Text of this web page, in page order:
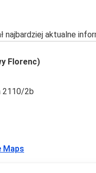
najbardziej aktualne
Florenc)
2110/2b
Maps